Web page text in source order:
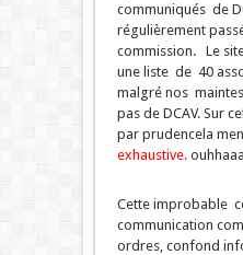
communiqués de
régulièrement
commission. Le
une liste de 40
malgré nos
pas de DCAV. Sur
par prudencela
exhaustive.
Cette improbable
communication
ordres, confond